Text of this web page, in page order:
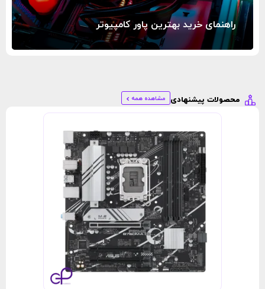
راهنمای خرید بهترین پاور کامپیوتر
محصولات پیشنهادی مشاهده همه